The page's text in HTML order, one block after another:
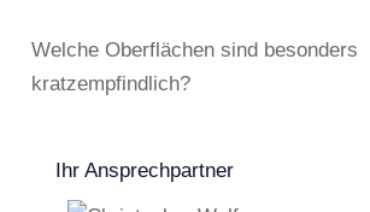
Welche Oberflächen sind besonders
kratzempfindlich?
Ihr Ansprechpartner